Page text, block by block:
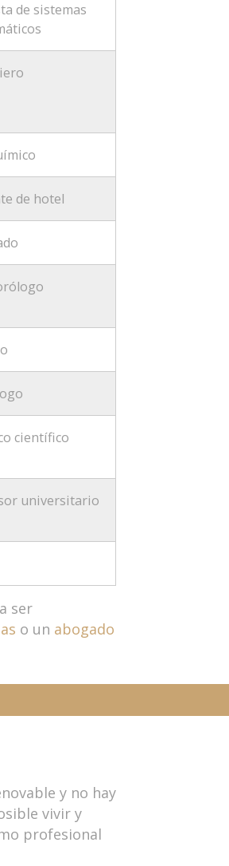
de sistemas
de hotel
científico
universitario
ser
o un abogado
y no hay
vivir y
profesional